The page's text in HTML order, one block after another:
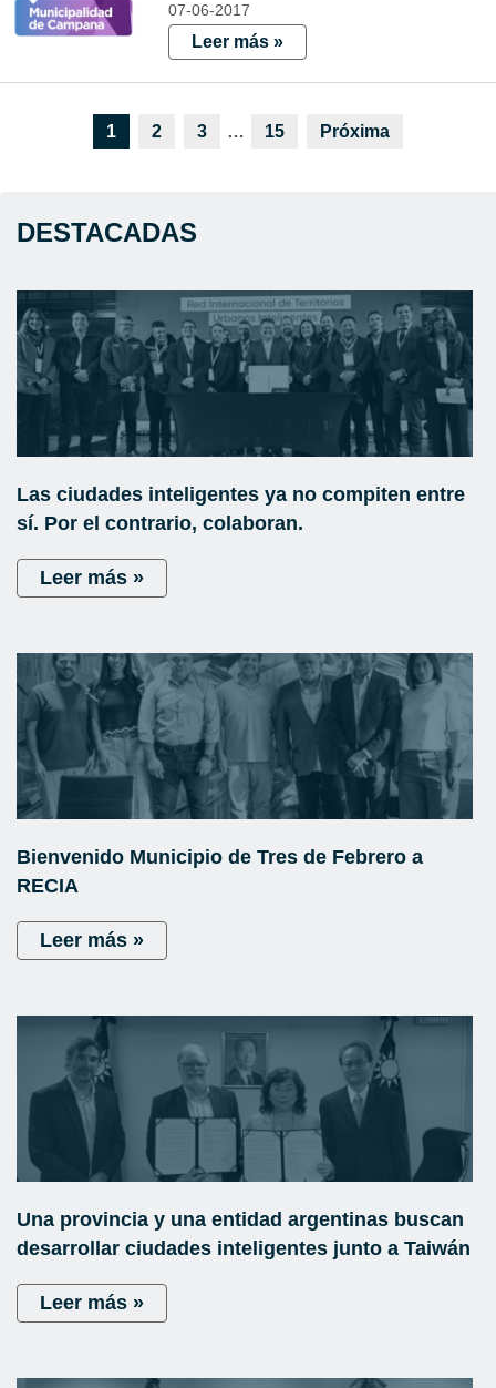
07-06-2017
Leer más »
1 2 3 … 15 Próxima
DESTACADAS
Las ciudades inteligentes ya no compiten entre
sí. Por el contrario, colaboran.
Leer más »
Bienvenido Municipio de Tres de Febrero a
RECIA
Leer más »
Una provincia y una entidad argentinas buscan
desarrollar ciudades inteligentes junto a Taiwán
Leer más »